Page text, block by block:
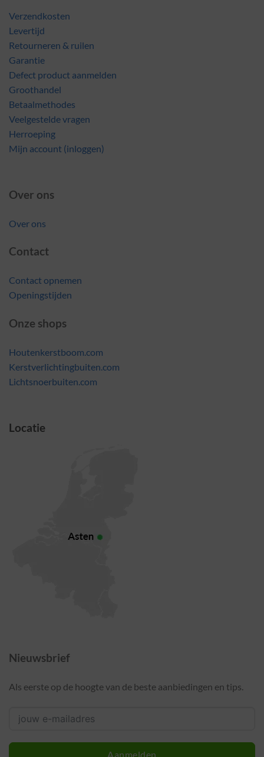
Verzendkosten
Levertijd
Retourneren & ruilen
Garantie
Defect product aanmelden
Groothandel
Betaalmethodes
Veelgestelde vragen
Herroeping
Mijn account (inloggen)
Over ons
Over ons
Contact
Contact opnemen
Openingstijden
Onze shops
Houtenkerstboom.com
Kerstverlichtingbuiten.com
Lichtsnoerbuiten.com
Locatie
Nieuwsbrief
Als eerste op de hoogte van de beste aanbiedingen en tips.
Aanmelden